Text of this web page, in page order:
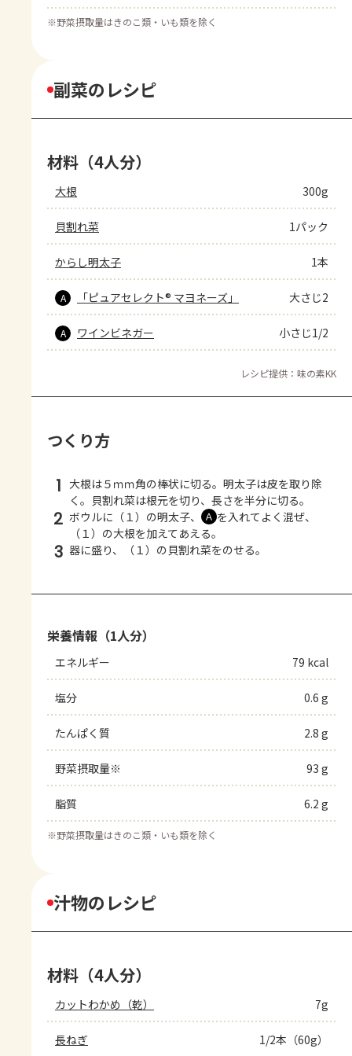
※野菜摂取量はきのこ類・いも類を除く
副菜のレシピ
材料（4人分）
大根 300g
貝割れ菜 1パック
からし明太子 1本
A 「ピュアセレクト® マヨネーズ」 大さじ2
A ワインビネガー 小さじ1/2
レシピ提供：味の素KK
つくり方
1 大根は５ｍｍ角の棒状に切る。明太子は皮を取り除
く。貝割れ菜は根元を切り、長さを半分に切る。
2 ボウルに（１）の明太子、 Ａ を入れてよく混ぜ、
（１）の大根を加えてあえる。
3 器に盛り、（１）の貝割れ菜をのせる。
栄養情報（1人分）
エネルギー 79 kcal
塩分 0.6 g
たんぱく質 2.8 g
野菜摂取量※ 93 g
脂質 6.2 g
※野菜摂取量はきのこ類・いも類を除く
汁物のレシピ
材料（4人分）
カットわかめ（乾） 7g
長ねぎ 1/2本（60g）